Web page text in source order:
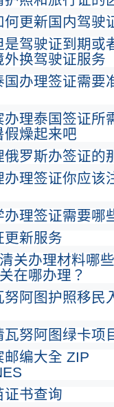
何更新国内驾驶
是驾驶证到期或
外换驾驶证服务
国办理签证需要
办理泰国签证所
假燥起来吧
俄罗斯办签证的
办理签证你应该
办理签证需要哪
更新服务
关办理材料哪
在哪办理？
努阿图护照移民
努阿图绿卡项
邮编大全 ZIP
证书查询